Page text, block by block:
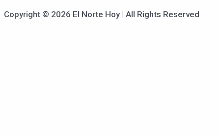
Copyright © 2026 El Norte Hoy | All Rights Reserved